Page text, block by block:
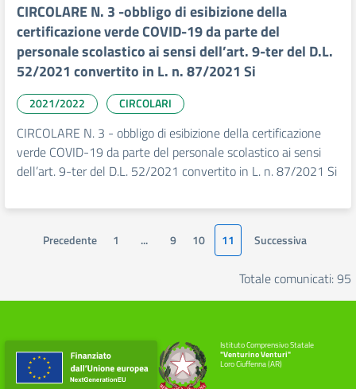
CIRCOLARE N. 3 -obbligo di esibizione della
certificazione verde COVID-19 da parte del
personale scolastico ai sensi dell’art. 9-ter del D.L.
52/2021 convertito in L. n. 87/2021 Si
2021/2022 CIRCOLARI
CIRCOLARE N. 3 - obbligo di esibizione della certificazione
verde COVID-19 da parte del personale scolastico ai sensi
dell’art. 9-ter del D.L. 52/2021 convertito in L. n. 87/2021 Si
Precedente 1 ... 9 10 11 Successiva
Totale comunicati: 95
Istituto Comprensivo Statale
"Venturino Venturi"
Loro Ciuffenna (AR)